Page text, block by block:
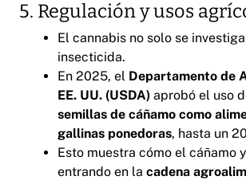
5. Regulación y usos
El cannabis no solo se
insecticida.
En 2025, el Departamento de
EE. UU. (USDA) aprobó el uso
semillas de cáñamo como
gallinas ponedoras, hasta un
Esto muestra cómo el cáñamo
entrando en la cadena